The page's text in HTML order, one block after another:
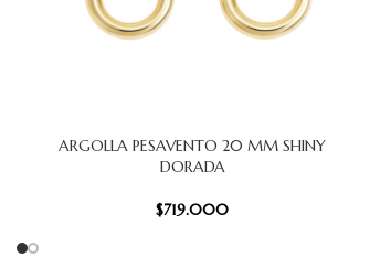
AÑADIR AL CARRITO
ARGOLLA PESAVENTO 20 MM SHINY
DORADA
$719.000